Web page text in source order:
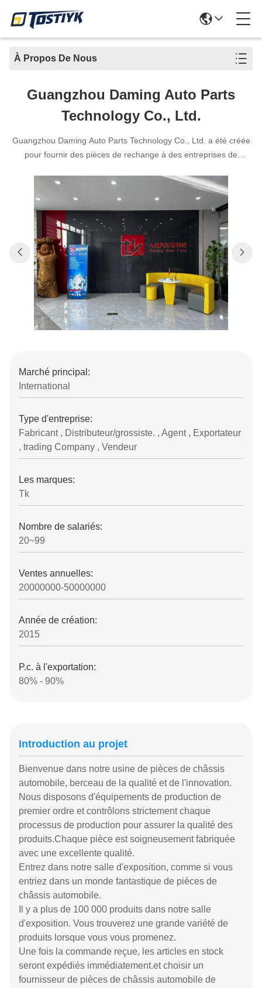
À Propos De Nous
Guangzhou Daming Auto Parts
Technology Co., Ltd.
Guangzhou Daming Auto Parts Technology Co., Ltd. a été créée
pour fournir des pièces de rechange à des entreprises de
Marché principal:
International
Type d'entreprise:
Fabricant , Distributeur/grossiste. , Agent , Exportateur
, trading Company , Vendeur
Les marques:
Tk
Nombre de salariés:
20~99
Ventes annuelles:
20000000-50000000
Année de création:
2015
P.c. à l'exportation:
80% - 90%
Introduction au projet
Bienvenue dans notre usine de pièces de châssis
automobile, berceau de la qualité et de l'innovation.
Nous disposons d'équipements de production de
premier ordre et contrôlons strictement chaque
processus de production pour assurer la qualité des
produits.Chaque pièce est soigneusement fabriquée
avec une excellente qualité.
Entrez dans notre salle d'exposition, comme si vous
entriez dans un monde fantastique de pièces de
châssis automobile.
Il y a plus de 100 000 produits dans notre salle
d'exposition. Vous trouverez une grande variété de
produits lorsque vous vous promenez.
Une fois la commande reçue, les articles en stock
seront expédiés immédiatement.et choisir un
fournisseur de pièces de châssis automobile de